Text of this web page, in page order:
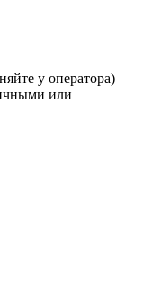
у оператора)
или